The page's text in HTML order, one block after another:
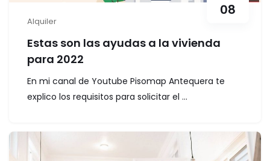
08
Alquiler
Estas son las ayudas a la vivienda
para 2022
En mi canal de Youtube Pisomap Antequera te
explico los requisitos para solicitar el ...